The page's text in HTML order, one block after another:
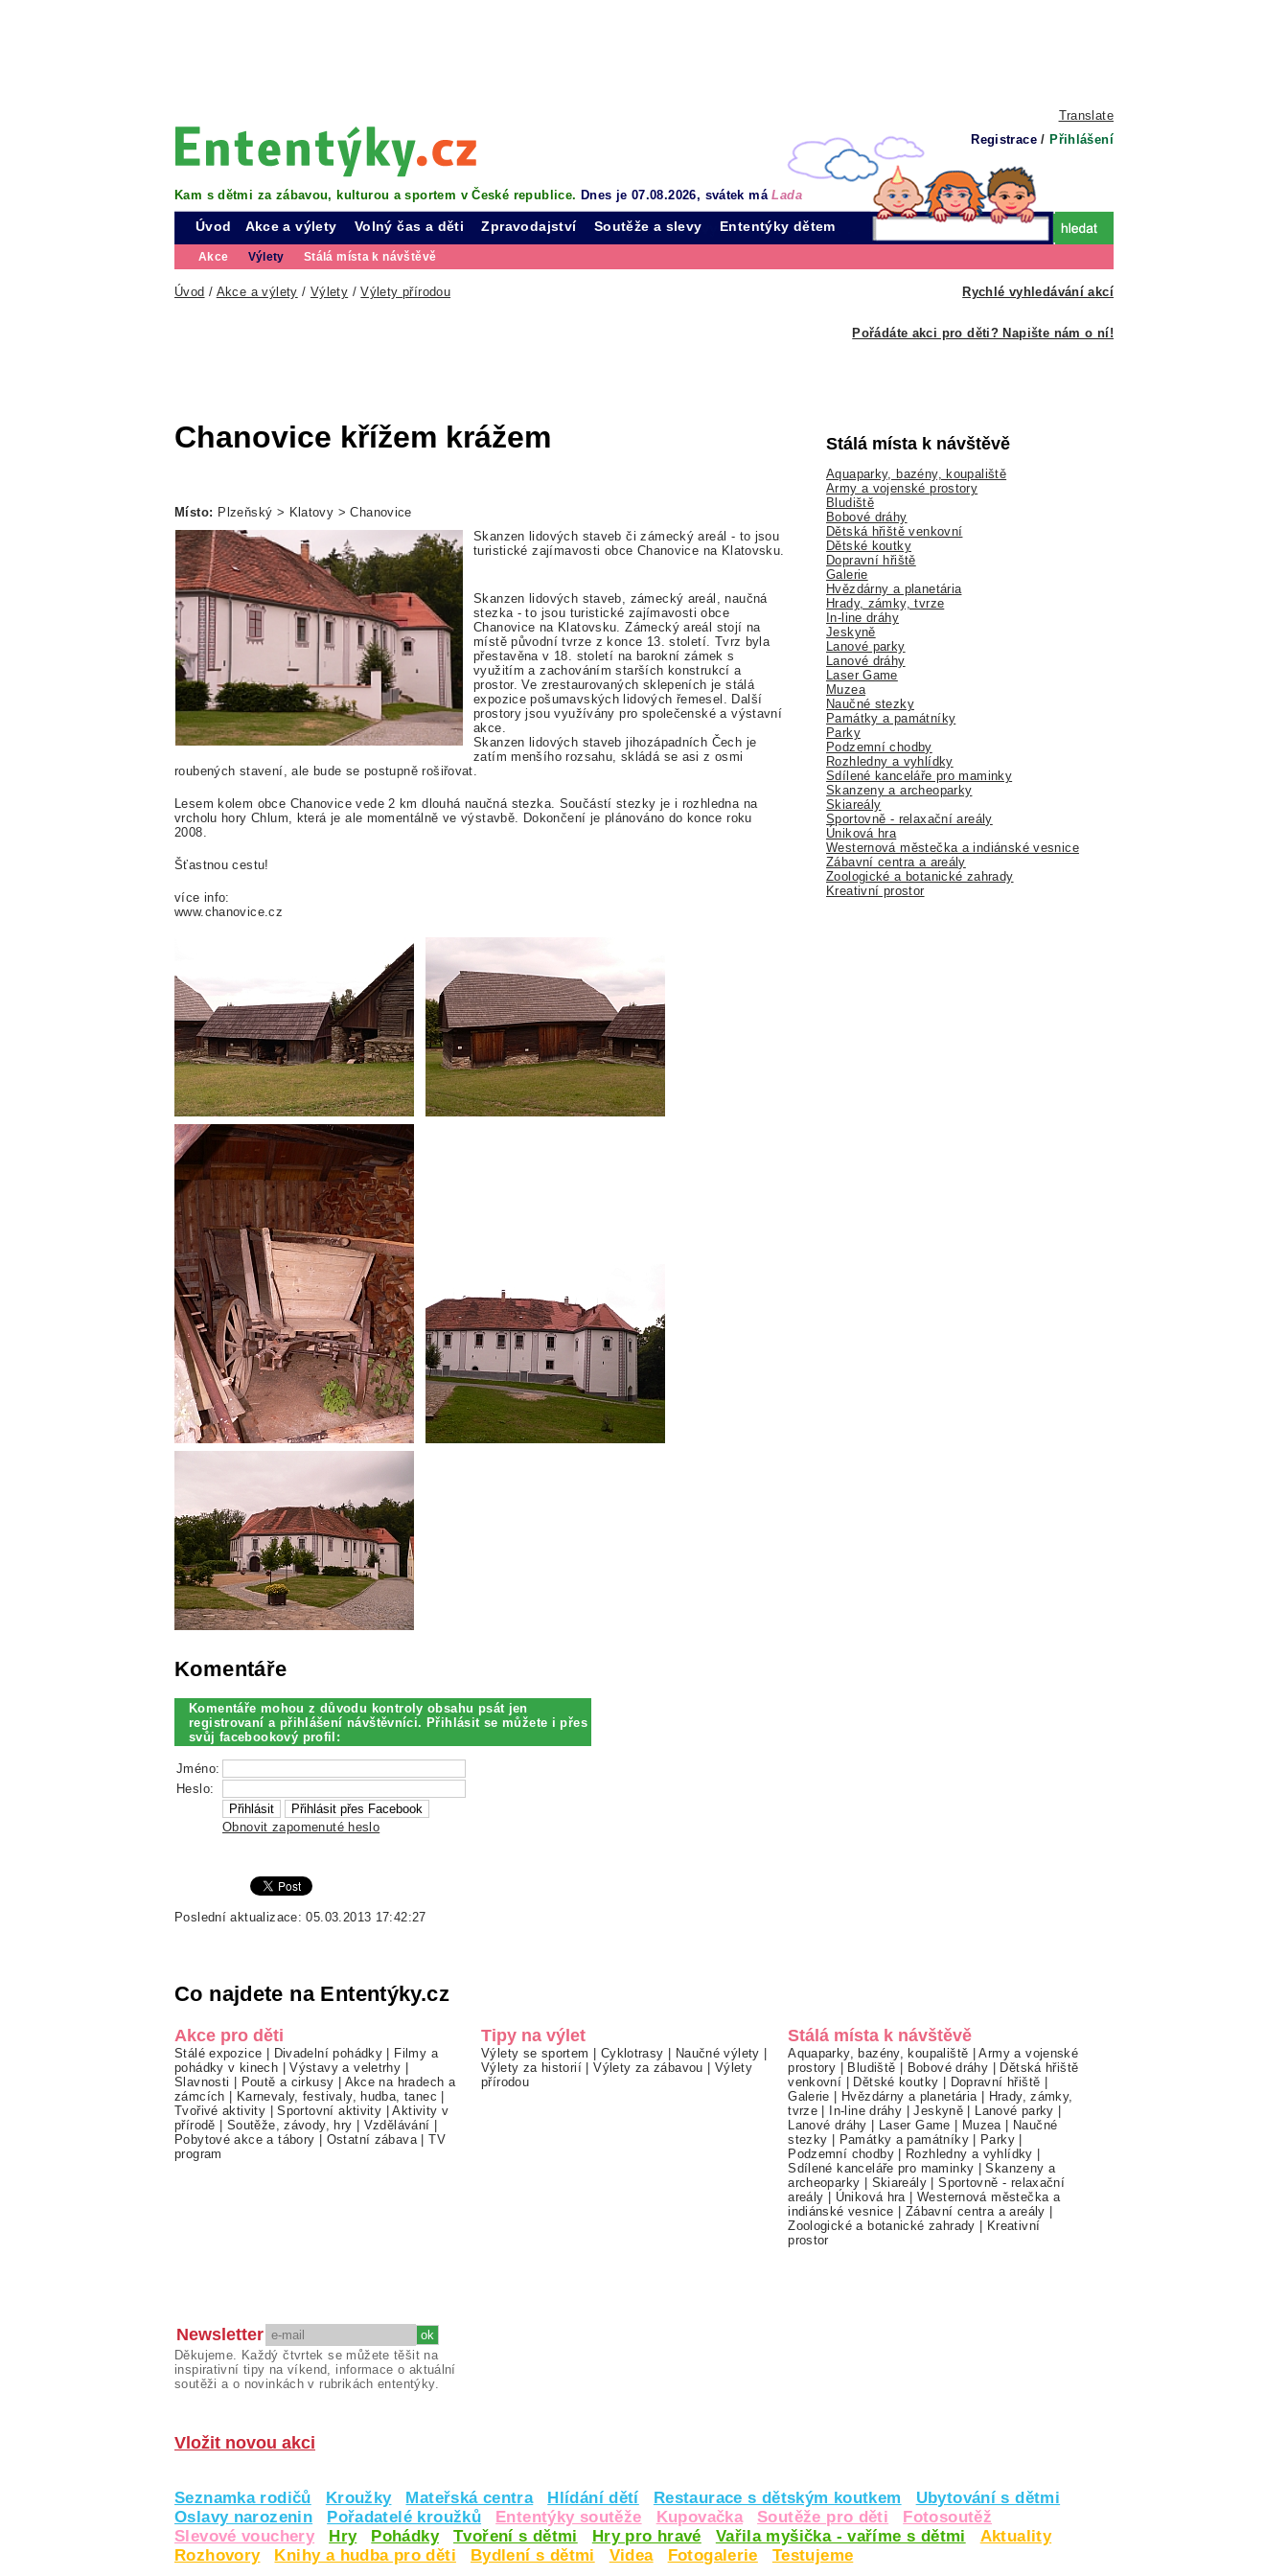
Translate
Registrace / Přihlášení
Kam s dětmi za zábavou, kulturou a sportem v České republice. Dnes je 07.08.2026, svátek máLada
Úvod Akce a výlety
Akce Výlety Stálá místa k návštěvě
Volný čas a děti Zpravodajství Soutěže a slevy Ententýky dětem
Rychlé vyhledávání akcí
Úvod / Akce a výlety / Výlety /Výlety přírodou
Pořádáte akci pro děti? Napište nám o ní!
Chanovice křížem krážem
Místo: Plzeňský > Klatovy > Chanovice
Skanzen lidových staveb či zámecký areál - to jsou
turistické zajímavosti obce Chanovice na Klatovsku.
Skanzen lidových staveb, zámecký areál, naučná
stezka - to jsou turistické zajímavosti obce
Chanovice na Klatovsku. Zámecký areál stojí na
místě původní tvrze z konce 13. století. Tvrz byla
přestavěna v 18. století na barokní zámek s
využitím a zachováním starších konstrukcí a
prostor. Ve zrestaurovaných sklepeních je stálá
expozice pošumavských lidových řemesel. Další
prostory jsou využívány pro společenské a výstavní
akce.
Skanzen lidových staveb jihozápadních Čech je
zatím menšího rozsahu, skládá se asi z osmi
roubených stavení, ale bude se postupně rošiřovat.
Lesem kolem obce Chanovice vede 2 km dlouhá naučná stezka. Součástí stezky je i rozhledna na
vrcholu hory Chlum, která je ale momentálně ve výstavbě. Dokončení je plánováno do konce roku
2008.
Šťastnou cestu!
více info:
www.chanovice.cz
Komentáře
Komentáře mohou z důvodu kontroly obsahu psát jen
registrovaní a přihlášení návštěvníci. Přihlásit se můžete i přes
svůj facebookový profil:
Jméno:
Heslo:
Obnovit zapomenuté heslo
Poslední aktualizace: 05.03.2013 17:42:27
Stálá místa k návštěvě
Aquaparky, bazény, koupaliště
Army a vojenské prostory
Bludiště
Bobové dráhy
Dětská hřiště venkovní
Dětské koutky
Dopravní hřiště
Galerie
Hvězdárny a planetária
Hrady, zámky, tvrze
In-line dráhy
Jeskyně
Lanové parky
Lanové dráhy
Laser Game
Muzea
Naučné stezky
Památky a památníky
Parky
Podzemní chodby
Rozhledny a vyhlídky
Sdílené kanceláře pro maminky
Skanzeny a archeoparky
Skiareály
Sportovně - relaxační areály
Úniková hra
Westernová městečka a indiánské vesnice
Zábavní centra a areály
Zoologické a botanické zahrady
Kreativní prostor
Co najdete na Ententýky.cz
Akce pro děti
Stálé expozice Divadelní pohádky
Filmy a
pohádky v kinech |Výstavy a veletrhy
Slavnosti
Poutě a cirkusy
Akce na hradech a
zámcích
Karnevaly, festivaly, hudba, tanec
Tvořivé aktivity |Sportovní aktivity |Aktivity v
přírodě
Soutěže, závody, hry Vzdělávání
Pobytové akce a tábory
Ostatní zábava|TV
program
Tipy na výlet
Výlety se sportem Cyklotrasy Naučné výlety
Výlety za historií |Výlety za zábavou
Výlety
přírodou
Stálá místa k návštěvě
Aquaparky, bazény, koupaliště |Army a vojenské
prostory
Bludiště Bobové dráhy
Dětská hřiště
venkovní
Dětské koutky Dopravní hřiště
Galerie
Hvězdárny a planetária|
Hrady, zámky,
tvrze
In-line dráhy |Jeskyně Lanové parky
Lanové dráhy
Laser Game Muzea|
Naučné
stezky
Památky a památníky| Parky
Podzemní chodby| Rozhledny a vyhlídky
Sdílené kanceláře pro maminky |Skanzeny a
archeoparky
Skiareály |Sportovně - relaxační
areály
Úniková hra|Westernová městečka a
indiánské vesnice
Zábavní centra a areály
Zoologické a botanické zahrady
Kreativní
prostor
Newsletter
Děkujeme. Každý čtvrtek se můžete těšit na
inspirativní tipy na víkend, informace o aktuální
soutěži a o novinkách v rubrikách ententýky.
Vložit novou akci
Seznamka rodičů Kroužky Mateřská centra Hlídání dětí Restaurace s dětským koutkem
Ubytování s dětmi
Oslavy narozenin
Pořadatelé kroužků Ententýky soutěže Kupovačka Soutěže pro děti
Fotosoutěž
Slevové vouchery
Hry Pohádky Tvoření s dětmi Hry pro hravé Vařila myšička - vaříme s dětmi
Aktuality
Rozhovory
Knihy a hudba pro děti Bydlení s dětmi Videa Fotogalerie Testujeme